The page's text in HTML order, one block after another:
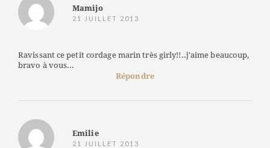
Mamijo
21 JUILLET 2013
Ravissant ce petit cordage marin très girly!!..j'aime beaucoup,
bravo à vous...
Répondre
Emilie
21 JUILLET 2013